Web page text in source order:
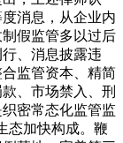
消息，从企业内
假监管多以过后
、消息披露违
监管资本、精简
、市场禁入、刑
密常态化监管监
态加快构成。鞭